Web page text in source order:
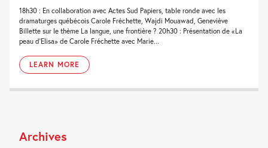
18h30 : En collaboration avec Actes Sud Papiers, table ronde avec les
dramaturges québécois Carole Fréchette, Wajdi Mouawad, Geneviève
Billette sur le thème La langue, une frontière ? 20h30 : Présentation de «La
peau d'Elisa» de Carole Fréchette avec Marie...
LEARN MORE
Archives